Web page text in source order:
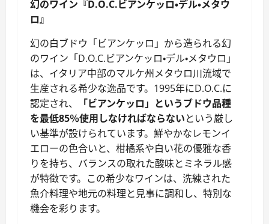
幻のワイン『D.O.C.ビアンケッロ・デル・メタウ
ロ』
幻の白ブドウ「ビアンケッロ」から造られる幻
のワイン「D.O.C.ビアンケッロ・デル・メタウロ」
は、イタリア中部のマルケ州メタウロ川流域で
生産される希少な逸品です。1995年にD.O.C.に
認定され、
「ビアンケッロ」というブドウ品種
を最低85％使用しなければならないという厳し
い基準が設けられています。鮮やかなレモンイ
エローの色合いと、柑橘系や白い花の優雅な香
りを持ち、バランスの取れた酸味とミネラル感
が特徴です。この希少なワインは、洗練された
魚介料理や地元の料理と見事に調和し、特別な
機会を彩ります。